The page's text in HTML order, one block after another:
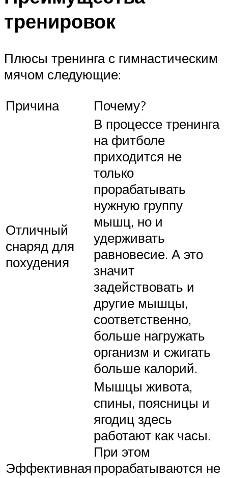
тренировок
Плюсы тренинга с гимнастическим
мячом следующие:
Причина
Почему?
Отличный
снаряд для
похудения
В процессе тренинга
на фитболе
приходится не
только
прорабатывать
нужную группу
мышц, но и
удерживать
равновесие. А это
значит
задействовать и
другие мышцы,
соответственно,
больше нагружать
организм и сжигать
больше калорий.
Эффективная
Мышцы живота,
спины, поясницы и
ягодиц здесь
работают как часы.
При этом
прорабатываются не